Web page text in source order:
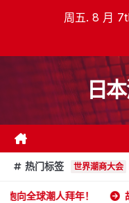
周五. 8 月
日
热门标签 世界潮商大会
年！ 胡震强委任状